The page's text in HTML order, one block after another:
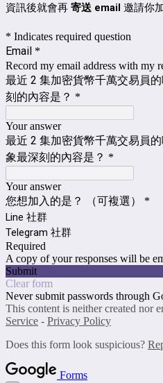
資訊後就會再 寄送 email 邀請你
* Indicates required question
Email *
Record my email address with my
最近 2 集加密貨幣千萬交易員
刻的內容是？ *
Your answer
最近 2 集加密貨幣千萬交易員
象最深刻的內容是？ *
Your answer
您想加入的是？ （可複選） *
Line 社群
Telegram 社群
Required
A copy of your responses will be
Submit
Clear form
Never submit passwords through
This content is neither created nor
Service - Privacy Policy
Does this form look suspicious?
Forms